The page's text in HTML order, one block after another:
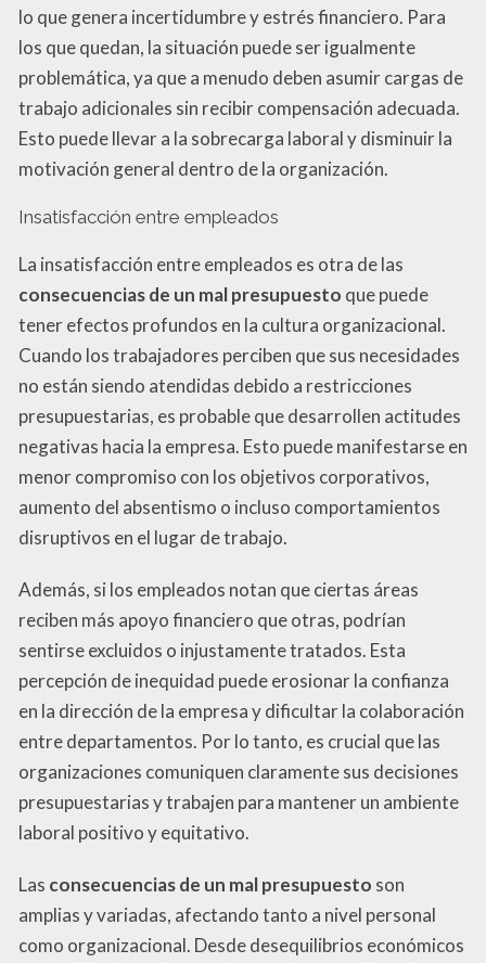
lo que genera incertidumbre y estrés financiero. Para
los que quedan, la situación puede ser igualmente
problemática, ya que a menudo deben asumir cargas de
trabajo adicionales sin recibir compensación adecuada.
Esto puede llevar a la sobrecarga laboral y disminuir la
motivación general dentro de la organización.
Insatisfacción entre empleados
La insatisfacción entre empleados es otra de las
consecuencias de un mal presupuesto que puede
tener efectos profundos en la cultura organizacional.
Cuando los trabajadores perciben que sus necesidades
no están siendo atendidas debido a restricciones
presupuestarias, es probable que desarrollen actitudes
negativas hacia la empresa. Esto puede manifestarse en
menor compromiso con los objetivos corporativos,
aumento del absentismo o incluso comportamientos
disruptivos en el lugar de trabajo.
Además, si los empleados notan que ciertas áreas
reciben más apoyo financiero que otras, podrían
sentirse excluidos o injustamente tratados. Esta
percepción de inequidad puede erosionar la confianza
en la dirección de la empresa y dificultar la colaboración
entre departamentos. Por lo tanto, es crucial que las
organizaciones comuniquen claramente sus decisiones
presupuestarias y trabajen para mantener un ambiente
laboral positivo y equitativo.
Las consecuencias de un mal presupuesto son
amplias y variadas, afectando tanto a nivel personal
como organizacional. Desde desequilibrios económicos